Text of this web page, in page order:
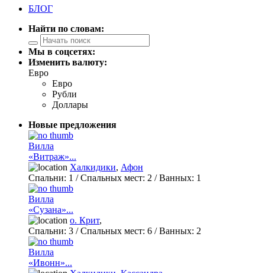
БЛОГ
Найти по словам:
Мы в соцсетях:
Изменить валюту:
Евро
Евро
Рубли
Доллары
Новые предложения
Вилла
«Витраж»...
Халкидики, Афон
Спальни: 1 / Спальных мест: 2 /Ванных: 1
Вилла
«Сузана»...
о. Крит,
Спальни: 3 / Спальных мест: 6 /Ванных: 2
Вилла
«Ивонн»...